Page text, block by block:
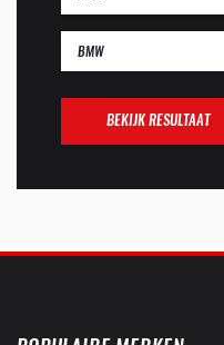
BEKIJK RESULTAAT